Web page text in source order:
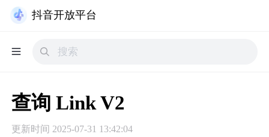
抖音开放平台
查询 Link V2
更新时间 2025-07-31 13:42:04